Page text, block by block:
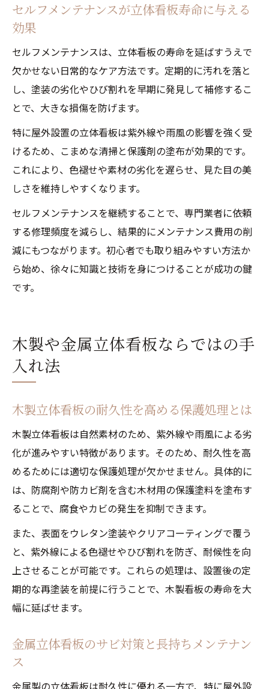
セルフメンテナンスが立体看板寿命に与える
効果
セルフメンテナンスは、立体看板の寿命を延ばすうえで
欠かせない日常的なケア方法です。定期的に汚れを落と
し、塗装の劣化やひび割れを早期に発見して補修するこ
とで、大きな損傷を防げます。
特に屋外設置の立体看板は紫外線や雨風の影響を強く受
けるため、こまめな清掃と保護剤の塗布が効果的です。
これにより、色褪せや素材の劣化を遅らせ、見た目の美
しさを維持しやすくなります。
セルフメンテナンスを継続することで、専門業者に依頼
する修理頻度を減らし、結果的にメンテナンス費用の削
減にもつながります。初心者でも取り組みやすい方法か
ら始め、徐々に知識と技術を身につけることが成功の鍵
です。
木製や金属立体看板ならではの手
入れ法
木製立体看板の耐久性を高める保護処理とは
木製立体看板は自然素材のため、紫外線や雨風による劣
化が進みやすい特徴があります。そのため、耐久性を高
めるためには適切な保護処理が欠かせません。具体的に
は、防腐剤や防カビ剤を含む木材用の保護塗料を塗布す
ることで、腐食やカビの発生を抑制できます。
また、表面をウレタン塗装やクリアコーティングで覆う
と、紫外線による色褪せやひび割れを防ぎ、耐候性を向
上させることが可能です。これらの処理は、設置後の定
期的な再塗装を前提に行うことで、木製看板の寿命を大
幅に延ばせます。
金属立体看板のサビ対策と長持ちメンテナン
ス
金属製の立体看板は耐久性に優れる一方で、特に屋外設